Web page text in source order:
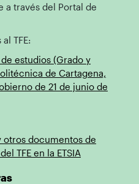
través del Portal de
TFE:
estudios (Grado y
de Cartagena,
de 21 de junio de
otros documentos de
TFE en la ETSIA